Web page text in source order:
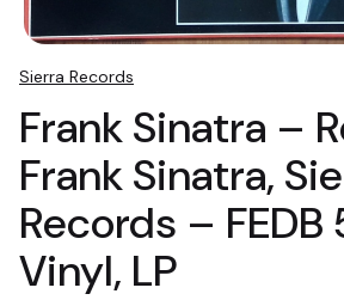
Sierra Records
Frank Sinatra ‎–
Frank Sinatra,
Records ‎– FEDB
Vinyl, LP